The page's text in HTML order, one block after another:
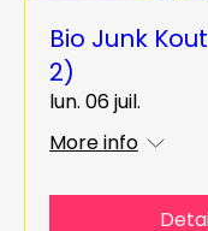
Bio Junk
2)
lun. 06 juil.
More info